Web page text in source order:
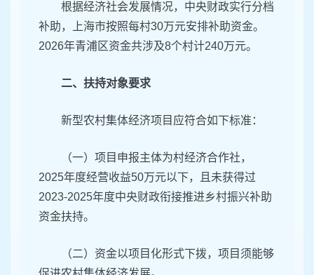
根据经济社会发展情况，中央财政实行分档
补助，上海市按照每村30万元安排补助资金。
2026年青浦区资金共涉及8个村计240万元。
二、扶持对象要求
新型农村集体经济项目应符合如下标准：
（一）项目申报主体为村经济合作社，
2025年度经营收益50万元以下，且未获得过
2023-2025年度中央财政衔接推进乡村振兴补助
资金扶持。
（二）资金以项目化形式下拨，项目须能够